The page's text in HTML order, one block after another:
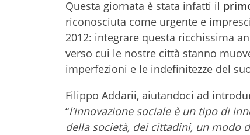
Questa giornata è stata infatti il
riconosciuta come urgente e
2012: integrare questa ricchissima
verso cui le nostre città stanno
imperfezioni e le indefinitezze del
Filippo Addarii, aiutandoci ad
“l’innovazione sociale è un tipo di
della società, dei cittadini, un modo